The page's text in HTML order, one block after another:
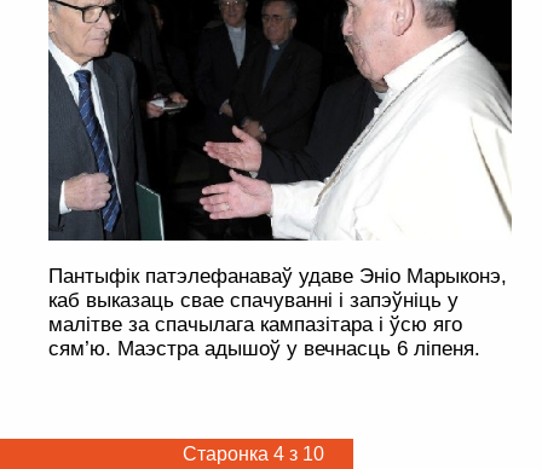
Пантыфік патэлефанаваў удаве Эніо Марыконэ,
каб выказаць свае спачуванні і запэўніць у
малітве за спачылага кампазітара і ўсю яго
сям’ю. Маэстра адышоў у вечнасць 6 ліпеня.
Старонка 4 з 10